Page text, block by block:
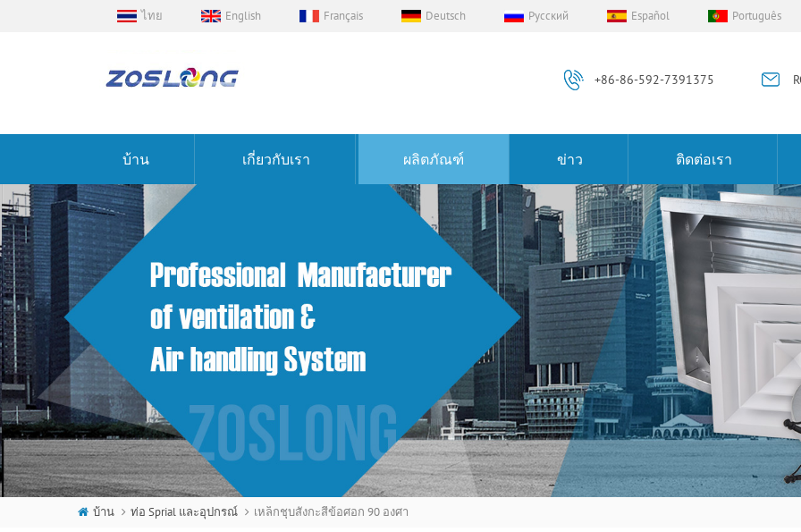
ไทย English Français Deutsch Русский Español Português
+86-86-592-7391375
บ้าน เกี่ยวกับเรา ผลิตภัณฑ์ ข่าว ติดต่อเรา
บ้าน ท่อ Sprial และอุปกรณ์ เหล็กชุบสังกะสีข้อศอก 90 องศา